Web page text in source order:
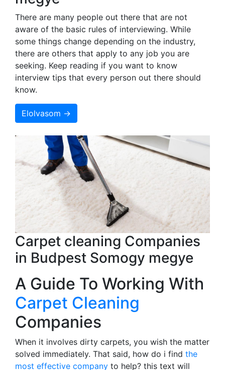
There are many people out there that are not
aware of the basic rules of interviewing. While
some things change depending on the industry,
there are others that apply to any job you are
seeking. Keep reading if you want to know
interview tips that every person out there should
know.
Elolvasom →
Carpet cleaning Companies
in Budpest Somogy megye
A Guide To Working With
Carpet Cleaning
Companies
When it involves dirty carpets, you wish the matter
solved immediately. That said, how do i find the
most effective company to help? this text will